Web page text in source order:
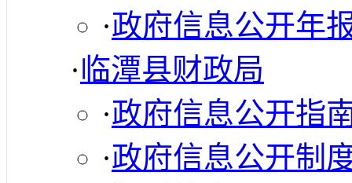
·政府信息公开年
·临潭县财政局
·政府信息公开指
·政府信息公开制